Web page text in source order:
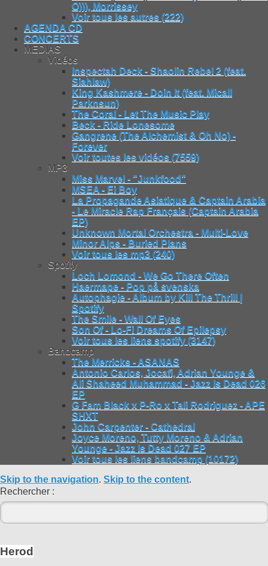
O))), Morrissey
Voir tous les autres (222)
AGENDA CD
CONCERTS
MEDIAS
Vidéos
Inspectah Deck - Shaolin Rebel 2 (feat.
Siahlaw)
King Kashmere - Doin It (feat. Micall
Parknsun)
The Coral - Let The Music Play
Beck - Ride Lonesome
Gangrene (The Alchemist & Oh No) -
Forever
Voir toutes les vidéos (7559)
MP3
Miss Marvel - "Junkfood"
MSEA - Ei Boy
La Propagande Asiatique & Captain Arabia
- Le Miracle Rap Français (Captain Arabia
EP)
Unknown Mortal Orchestra - Multi-Love
Minor Alps - Buried Plans
Voir tous les mp3 (240)
Spotify
Loch Lomond - We Go There Often
Haermape - Pop på svenska
Autophagie - Album by Kill The Thrill |
Spotify
The Smile - Wall Of Eyes
Son Of - Lo-Fi Dreams Of Epilepsy
Voir tous les liens spotify (3147)
Bandcamp
The Merricks - ASANAS
Antonio Carlos, Jocafi, Adrian Younge &
Ali Shaheed Muhammad - Jazz Is Dead 026
EP
G Fam Black x P-Ro x Tali Rodriguez - APE
SHXT
John Carpenter - Cathedral
Joyce Moreno, Tutty Moreno & Adrian
Younge - Jazz Is Dead 027 EP
Voir tous les liens bandcamp (10172)
Skip to the navigation. Skip to the content.
Rechercher :
Herod